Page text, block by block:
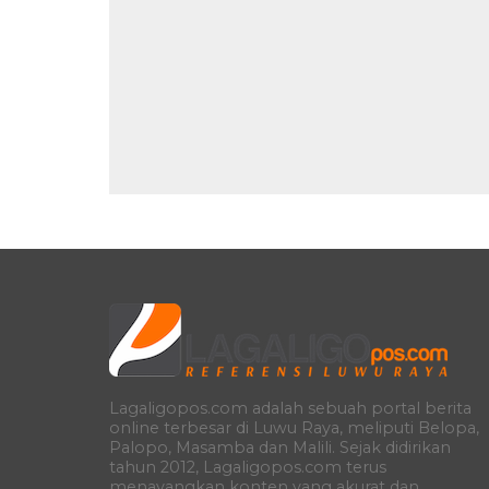
Lagaligopos.com adalah sebuah portal berita
online terbesar di Luwu Raya, meliputi Belopa,
Palopo, Masamba dan Malili. Sejak didirikan
tahun 2012, Lagaligopos.com terus